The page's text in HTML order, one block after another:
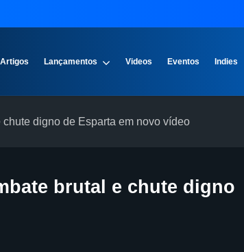
Artigos Lançamentos Videos Eventos Indies
digno de Esparta em novo vídeo
brutal e chute digno